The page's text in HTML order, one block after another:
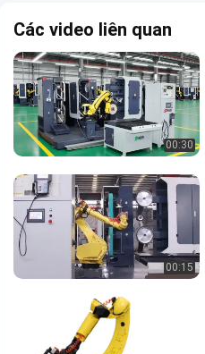
Các video liên quan
00:30
00:15